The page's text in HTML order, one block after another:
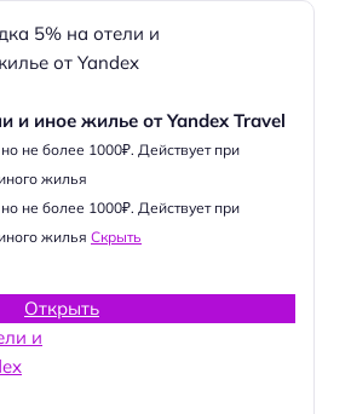
и иное жилье от Yandex Travel
не более 1000₽. Действует при
жилья
не более 1000₽. Действует при
жилья Скрыть
Открыть